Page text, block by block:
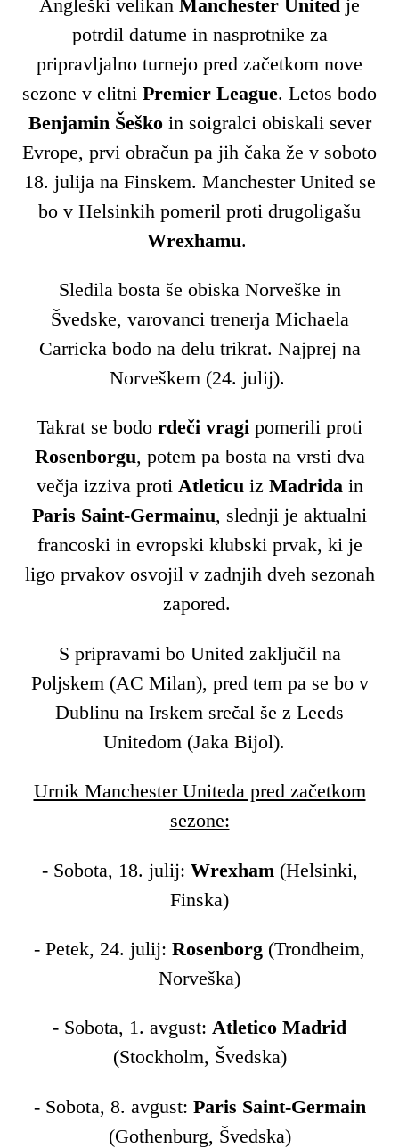
Angleški velikan Manchester United je
potrdil datume in nasprotnike za
pripravljalno turnejo pred začetkom nove
sezone v elitni Premier League. Letos bodo
Benjamin Šeškoin soigralci obiskali sever
Evrope, prvi obračun pa jih čaka že v soboto
18. julija na Finskem. Manchester United se
bo v Helsinkih pomeril proti drugoligašu
Wrexhamu.
Sledila bosta še obiska Norveške in
Švedske, varovanci trenerja Michaela
Carricka bodo na delu trikrat. Najprej na
Norveškem (24. julij).
Takrat se bodo rdeči vragi pomerili proti
Rosenborgu, potem pa bosta na vrsti dva
večja izziva proti Atleticu iz Madrida in
Paris Saint-Germainu, slednji je aktualni
francoski in evropski klubski prvak, ki je
ligo prvakov osvojil v zadnjih dveh sezonah
zapored.
S pripravami bo United zaključil na
Poljskem (AC Milan), pred tem pa se bo v
Dublinu na Irskem srečal še z Leeds
Unitedom (Jaka Bijol).
Urnik Manchester Uniteda pred začetkom
sezone:
- Sobota, 18. julij: Wrexham (Helsinki,
Finska)
- Petek, 24. julij: Rosenborg (Trondheim,
Norveška)
- Sobota, 1. avgust: Atletico Madrid
(Stockholm, Švedska)
- Sobota, 8. avgust: Paris Saint-Germain
(Gothenburg, Švedska)